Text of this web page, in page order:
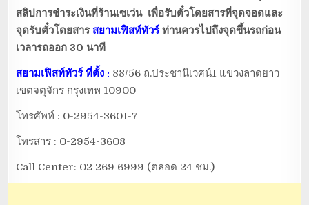
สลิปการชำระเงินที่ร้านเซเว่น เพื่อรับตั๋วโดยสารที่จุดจอดและ
จุดรับตั๋วโดยสาร สยามเฟิสท์ทัวร์ท่านควรไปถึงจุดขึ้นรถก่อน
เวลารถออก 30 นาที
สยามเฟิสท์ทัวร์ที่ตั้ง : 88/56 ถ.ประชานิเวศน์1 แขวงลาดยาว
เขตจตุจักร กรุงเทพ 10900
โทรศัพท์ : 0-2954-3601-7
โทรสาร : 0-2954-3608
Call Center: 02 269 6999 (ตลอด 24 ชม.)